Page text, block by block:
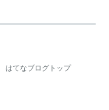
はてなブログトップ